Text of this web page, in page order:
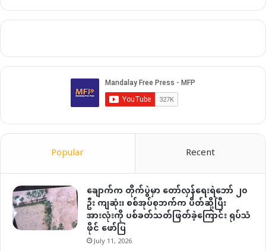
Popular Recent
ချောက်က တိုက်ပွဲမှာ တော်လှန်ရေးရဲဘော် ၂၀
ဦး ကျဆုံး၊ စစ်အုပ်စုဘက်က ပိတ်ဆို့ပြီး
အားလုံးကို ပစ်ခတ်သတ်ဖြတ်ခဲ့ကြောင်း ရုပ်သံ
ဖိုင် ဖော်ပြ
July 11, 2026